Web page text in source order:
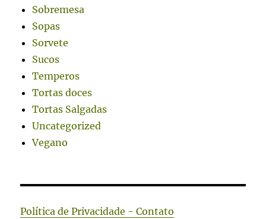
Sobremesa
Sopas
Sorvete
Sucos
Temperos
Tortas doces
Tortas Salgadas
Uncategorized
Vegano
Política de Privacidade - Contato